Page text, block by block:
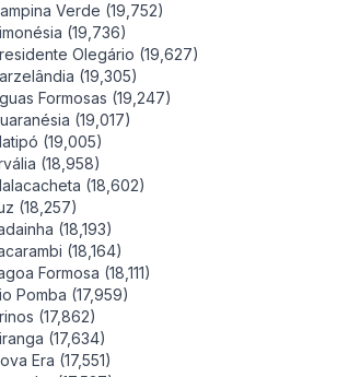
Verde (19,752)
(19,736)
Olegário (19,627)
(19,305)
Formosas (19,247)
(19,017)
(19,005)
(18,958)
(18,602)
(18,257)
(18,193)
(18,164)
Formosa (18,111)
Pomba (17,959)
(17,862)
(17,634)
Era (17,551)